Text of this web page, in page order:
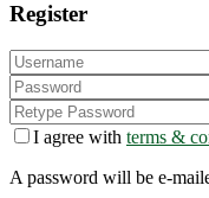
Register
I agree with terms &
A password will be e-